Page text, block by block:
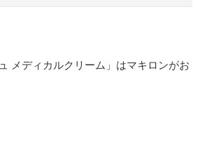
メディカルクリーム」はマキロンがお